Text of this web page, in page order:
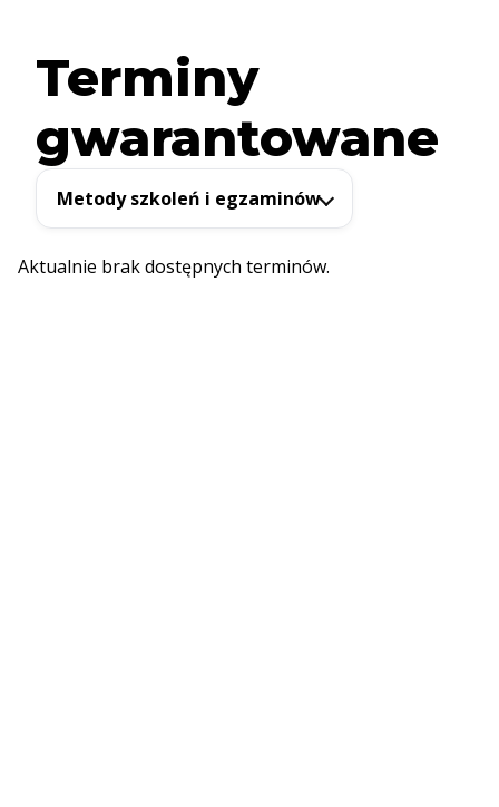
Terminy
gwarantowane
Metody szkoleń i egzaminów
Aktualnie brak dostępnych terminów.